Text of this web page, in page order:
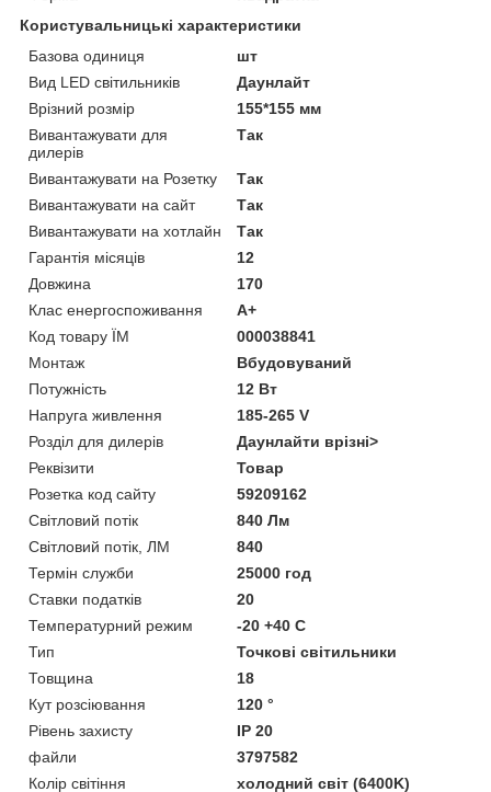
Користувальницькі характеристики
Базова одиниця
шт
Вид LED світильників
Даунлайт
Врізний розмір
155*155 мм
Вивантажувати для
дилерів
Так
Вивантажувати на Розетку
Так
Вивантажувати на сайт
Так
Вивантажувати на хотлайн
Так
Гарантія місяців
12
Довжина
170
Клас енергоспоживання
A+
Код товару ЇМ
000038841
Монтаж
Вбудовуваний
Потужність
12 Вт
Напруга живлення
185-265 V
Розділ для дилерів
Даунлайти врізні>
Реквізити
Товар
Розетка код сайту
59209162
Світловий потік
840 Лм
Світловий потік, ЛМ
840
Термін служби
25000 год
Ставки податків
20
Температурний режим
-20 +40 C
Тип
Точкові світильники
Товщина
18
Кут розсіювання
120 °
Рівень захисту
IP 20
файли
3797582
Колір світіння
холодний світ (6400K)